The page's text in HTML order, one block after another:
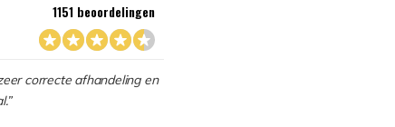
1151 beoordelingen
correcte afhandeling en